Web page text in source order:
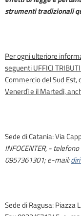
strumenti tradizionali
Per ogni ulteriore
seguenti UFFICI
Commercio del Sud Est,
Venerdì e il Martedì,
Sede di Catania: Via
INFOCENTER, -
0957361301; e-mail:
Sede di Ragusa: